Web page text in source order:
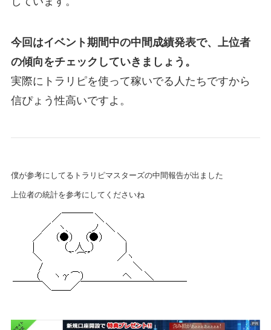
今回はイベント期間中の中間成績発表で、上位者
の傾向をチェックしていきましょう。
実際にトラリピを使って稼いでる人たちですから
信ぴょう性高いですよ。
僕が参考にしてるトラリピマスターズの中間報告が出ました
上位者の統計を参考にしてくださいね